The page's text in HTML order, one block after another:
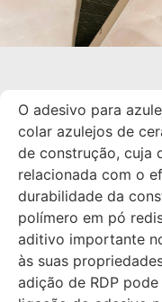
O adesivo para
colar azulejos de
de construção, cuja
relacionada com o
durabilidade da
polímero em pó
aditivo importante
às suas
adição de RDP